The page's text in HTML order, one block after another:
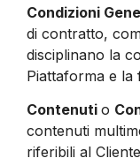
Condizioni
di contratto,
disciplinano la
Piattaforma e la
Contenuti o
contenuti
riferibili al